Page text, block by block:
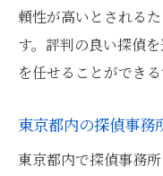
頼性が高いとされる
す。評判の良い探偵
を任せることができる
東京都内の探偵事務
東京都内で探偵事務